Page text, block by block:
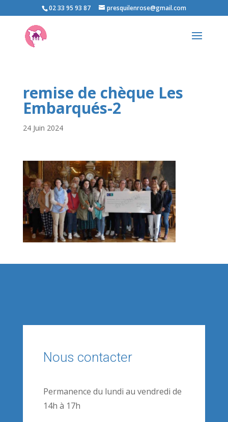
02 33 95 93 87 presquilenrose@gmail.com
remise de chèque Les
Embarqués-2
24 Juin 2024
Nous contacter
Permanence du lundi au vendredi de
14h à 17h